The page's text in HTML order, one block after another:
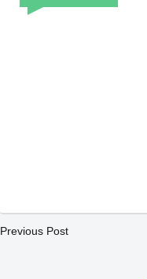
Previous Post